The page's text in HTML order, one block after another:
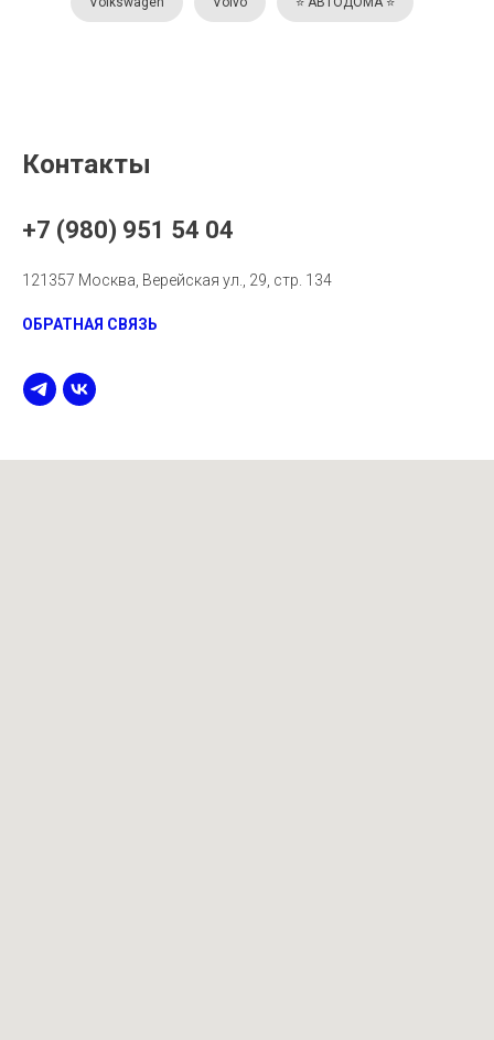
Контакты
+7 (980) 951 54 04
121357 Москва, Верейская ул., 29, стр. 134
ОБРАТНАЯ СВЯЗЬ